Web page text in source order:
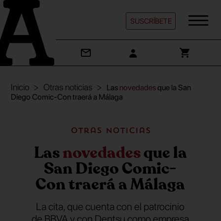
SUSCRÍBETE
Inicio Otras noticias Las novedades que la San
Diego Comic-Con traerá a Málaga
Otras noticias
Lasnovedadesque la
San Diego Comic-
Con traerá a Málaga
La cita, que cuenta con el patrocinio